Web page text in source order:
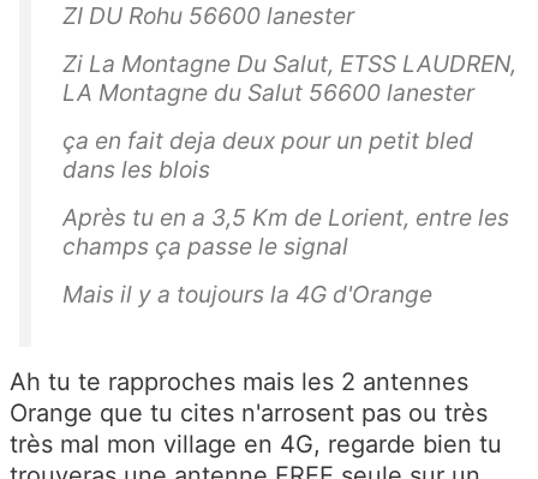
ZI DU Rohu 56600 lanester
Zi La Montagne Du Salut, ETSS LAUDREN,
LA Montagne du Salut 56600 lanester
ça en fait deja deux pour un petit bled
dans les blois
Après tu en a 3,5 Km de Lorient, entre les
champs ça passe le signal
Mais il y a toujours la 4G d'Orange
Ah tu te rapproches mais les 2 antennes
Orange que tu cites n'arrosent pas ou très
très mal mon village en 4G, regarde bien tu